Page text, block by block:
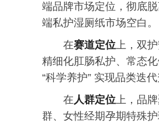
端品牌市场定位，彻底
端私护湿厕纸市场空白。
在赛道定位上，双
精细化肛肠私护、常态
“科学养护” 实现品类迭代
在人群定位上，品
群、女性经期孕期特殊